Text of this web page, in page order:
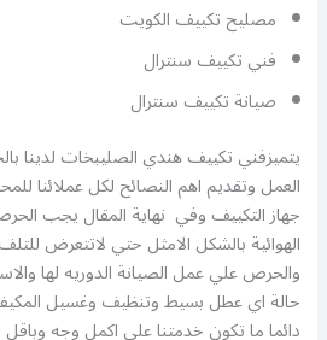
مصليح تكييف الكويت
فني تكييف سنترال
صيانة تكييف سنترال
يتميزفني تكييف هندي الصليبخات لدينا
العمل وتقديم اهم النصائح لكل عملائنا
جهاز التكييف وفي نهاية المقال يجب
الهوائية بالشكل الامثل حتي لاتتعرض
والحرص علي عمل الصيانة الدوريه لها
حالة اي عطل بسيط وتنظيف وغسيل
دائما ما تكون خدمتنا علي اكمل وجه وباقل